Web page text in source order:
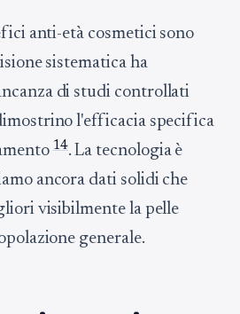
anti-età cosmetici sono
sistematica ha
di studi controllati
l'efficacia specifica
14. La tecnologia è
ancora dati solidi che
visibilmente la pelle
generale.